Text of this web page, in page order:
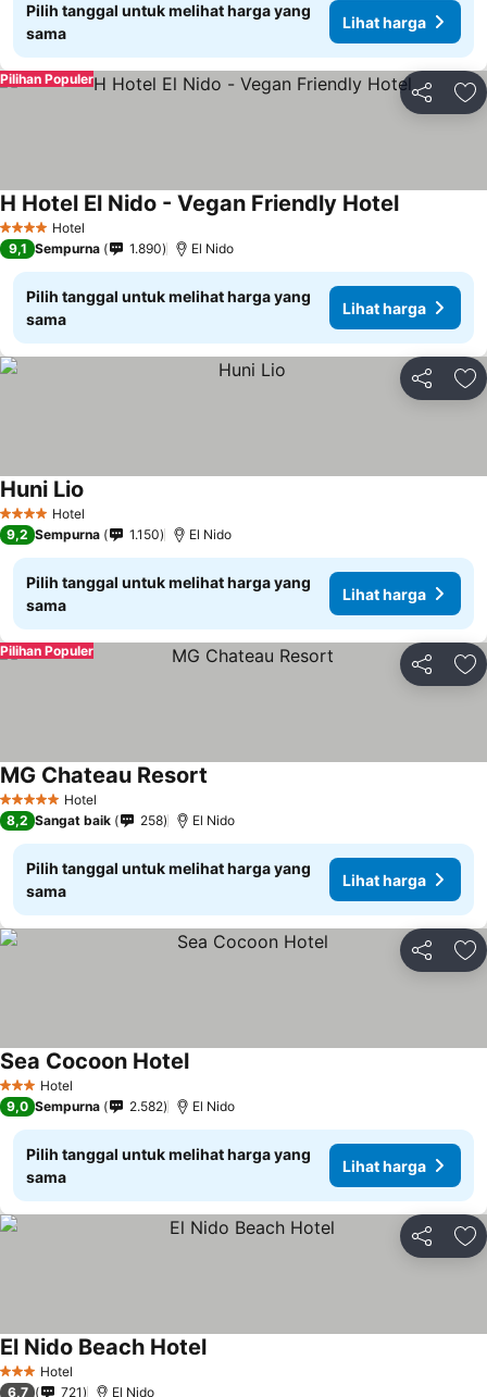
Pilih tanggal untuk melihat harga yang
sama
Lihat harga
Bagikan
Pilihan Populer
4 BintangHotel
H Hotel El Nido - Vegan Friendly HotelLihat
9,1 Sempurna 1.890 El Nido
Pilih tanggal untuk melihat harga yang
sama
Lihat harga
Bagikan
4 BintangHotel
Huni Lio
9,2 Sempurna 1.150 El Nido
Pilih tanggal untuk melihat harga yang
sama
Lihat harga
Bagikan
Pilihan Populer
5 Bintang Hotel
MG Chateau Resort
8,2 Sangat baik 258 El Nido
Pilih tanggal untuk melihat harga yang
sama
Lihat harga
Bagikan
3 BintangHotel
Sea Cocoon HotelLihat harga
9,0 Sempurna 2.582 El Nido
Pilih tanggal untuk melihat harga yang
sama
Lihat harga
Bagikan
3 BintangHotel
El Nido Beach HotelLihat harga
6,7 721 El Nido